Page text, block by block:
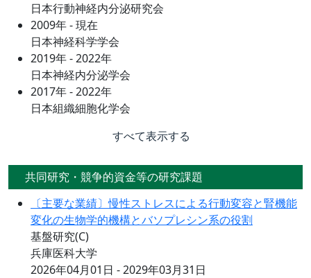
日本行動神経内分泌研究会
2009年 - 現在
日本神経科学学会
2019年 - 2022年
日本神経内分泌学会
2017年 - 2022年
日本組織細胞化学会
すべて表示する
共同研究・競争的資金等の研究課題
〔主要な業績〕慢性ストレスによる行動変容と腎機能
変化の生物学的機構とバソプレシン系の役割
基盤研究(C)
兵庫医科大学
2026年04月01日 - 2029年03月31日